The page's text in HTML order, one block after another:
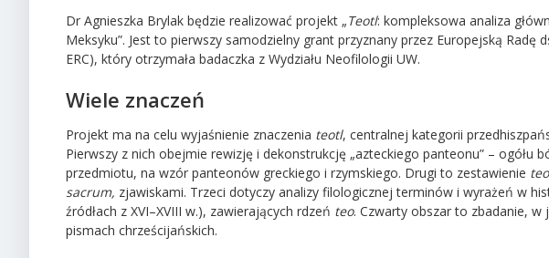
Dr Agnieszka Brylak będzie realizować projekt „Teotl: kompleksowa analiza
Meksyku”. Jest to pierwszy samodzielny grant przyznany przez Europejską Radę
ERC), który otrzymała badaczka z Wydziału Neofilologii UW.
Wiele znaczeń
Projekt ma na celu wyjaśnienie znaczenia teotl, centralnej kategorii
Pierwszy z nich obejmie rewizję i dekonstrukcję „azteckiego panteonu” – ogółu
przedmiotu, na wzór panteonów greckiego i rzymskiego. Drugi to zestawienie
sacrum, zjawiskami. Trzeci dotyczy analizy filologicznej terminów i wyrażeń w
źródłach z XVI–XVIII w.), zawierających rdzeń teo. Czwarty obszar to zbadanie, w
pismach chrześcijańskich.